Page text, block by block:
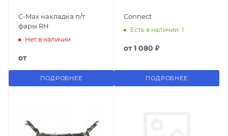
C-Max накладка п/т
фары RH
Нет в наличии
от
ПОДРОБНЕЕ
Connect
Есть в наличии: 1
от1 080 ₽
ПОДРОБНЕЕ